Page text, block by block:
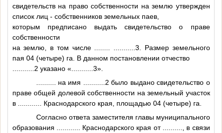
свидетельств на право собственности на землю утвержден
список лиц - собственников земельных паев,
которым предписано выдать свидетельство о праве
собственности
на землю, в том числе
...........3 . Размер земельного
пая 04 (четыре) га. В данном постановлении отчество
...........2 указано « ...........3».
на имя ...........2 было выдано свидетельство о
праве общей долевой собственности на земельный участок
в
Краснодарского края, площадью 04 (четыре) га.
Согласно ответа заместителя главы муниципального
образования
Краснодарского края от
, в связи